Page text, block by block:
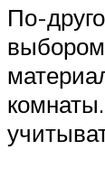
По-
выбором